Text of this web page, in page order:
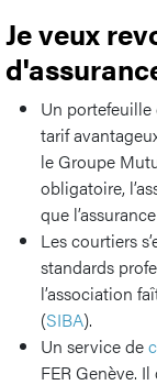
Je veux
Un portefeuille
tarif
le Groupe
obligatoire,
que
Les courtiers
standards
l’association
(SIBA).
Un service de
FER Genève.